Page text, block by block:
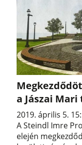
a Jászai
2019. április 5.
A Steindl Imre
elején